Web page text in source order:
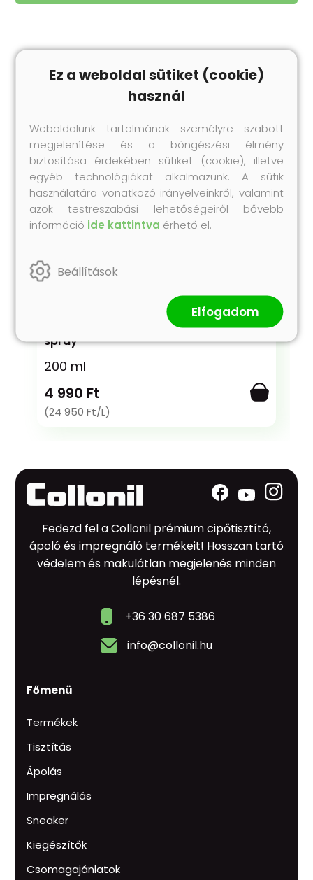
Legnépszerűbb
termékeink
Collonil termékeit!
Carbon MaxX Protector - Impregnáló
spray
200 ml
4 990 Ft
(24 950 Ft/L)
Fedezd fel a Collonil prémium cipőtisztító,
ápoló és impregnáló termékeit! Hosszan tartó
védelem és makulátlan megjelenés minden
lépésnél.
+36 30 687 5386
info@collonil.hu
Főmenü
Termékek
Tisztítás
Ápolás
Impregnálás
Sneaker
Kiegészítők
Csomagajánlatok
Ez a weboldal sütiket (cookie)
használ
Weboldalunk tartalmának személyre szabott
megjelenítése és a böngészési élmény
biztosítása érdekében sütiket (cookie), illetve
egyéb technológiákat alkalmazunk. A sütik
használatára vonatkozó irányelveinkről, valamint
azok testreszabási lehetőségeiről bővebb
információ ide kattintva érhető el.
Beállítások
Elfogadom